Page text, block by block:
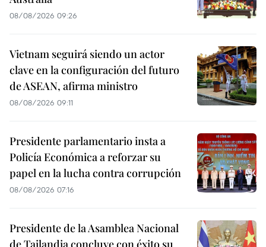
08/08/2026 09:26
Vietnam seguirá siendo un actor
clave en la configuración del futuro
de ASEAN, afirma ministro
08/08/2026 09:11
Presidente parlamentario insta a
Policía Económica a reforzar su
papel en la lucha contra corrupción
08/08/2026 07:16
Presidente de la Asamblea Nacional